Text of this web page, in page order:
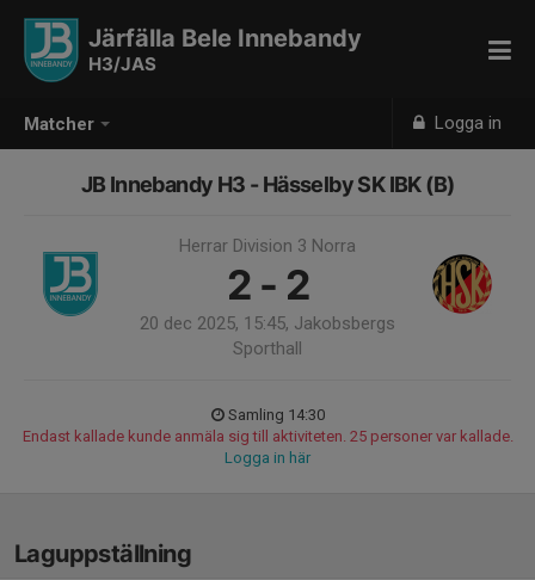
Matcher Logga in
Järfälla Bele Innebandy
H3/JAS
JB Innebandy H3 - Hässelby SK IBK (B)
Herrar Division 3 Norra
2 - 2
20 dec 2025, 15:45, Jakobsbergs
Sporthall
Samling 14:30
Endast kallade kunde anmäla sig till aktiviteten. 25 personer var kallade.
Logga in här
Laguppställning